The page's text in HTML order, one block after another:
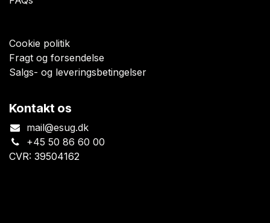
Cookie politik
Fragt og forsendelse
Salgs- og leveringsbetingelser
Kontakt os
mail@esug.dk
+45 50 86 60 00
CVR: 39504162